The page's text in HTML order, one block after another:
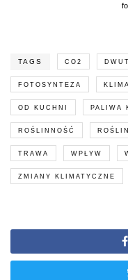
TAGS CO2
FOTOSYNTEZA
OD KUCHNI PALIWA
ROŚLINNOŚĆ
TRAWA WPŁYW
ZMIANY KLIMATYCZNE